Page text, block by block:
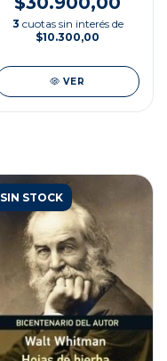
3 cuotas sin interés de
$10.300,00
VER
SIN STOCK